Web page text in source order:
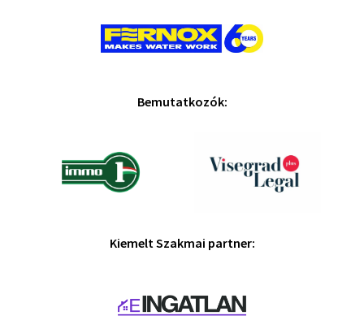
Bemutatkozók:
Kiemelt Szakmai partner: